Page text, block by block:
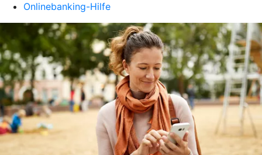
Onlinebanking-Hilfe